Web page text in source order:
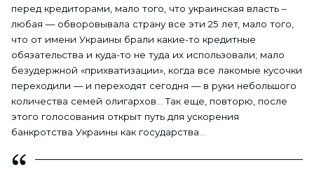
перед кредиторами, мало того, что украинская власть –
любая — обворовывала страну все эти 25 лет, мало того,
что от имени Украины брали какие-то кредитные
обязательства и куда-то не туда их использовали; мало
безудержной «прихватизации», когда все лакомые кусочки
переходили — и переходят сегодня — в руки небольшого
количества семей олигархов… Так еще, повторю, после
этого голосования открыт путь для ускорения
банкротства Украины как государства…